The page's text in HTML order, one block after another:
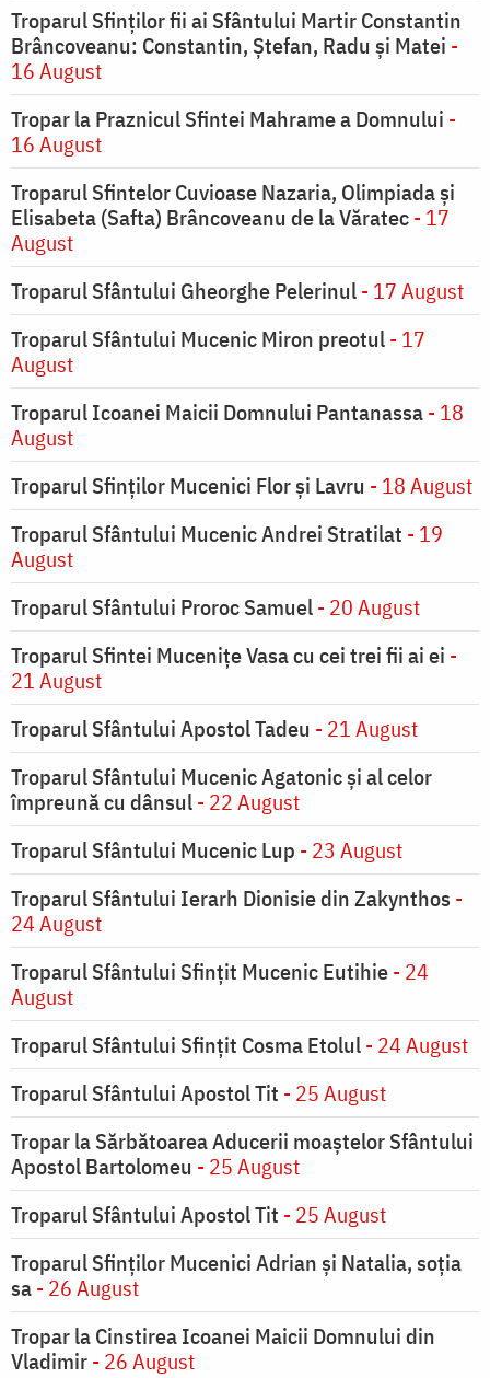
Troparul Sfinților fii ai Sfântului Martir Constantin
Brâncoveanu: Constantin, Ștefan, Radu și Matei -
16 August
Tropar la Praznicul Sfintei Mahrame a Domnului -
16 August
Troparul Sfintelor Cuvioase Nazaria, Olimpiada și
Elisabeta (Safta) Brâncoveanu de la Văratec- 17
August
Troparul Sfântului Gheorghe Pelerinul- 17 August
Troparul Sfântului Mucenic Miron preotul- 17
August
Troparul Icoanei Maicii Domnului Pantanassa- 18
August
Troparul Sfinţilor Mucenici Flor şi Lavru - 18 August
Troparul Sfântului Mucenic Andrei Stratilat - 19
August
Troparul Sfântului Proroc Samuel- 20 August
Troparul Sfintei Muceniţe Vasa cu cei trei fii ai ei -
21 August
Troparul Sfântului Apostol Tadeu - 21 August
Troparul Sfântului Mucenic Agatonic şi al celor
împreună cu dânsul- 22 August
Troparul Sfântului Mucenic Lup - 23 August
Troparul Sfântului Ierarh Dionisie din Zakynthos -
24 August
Troparul Sfântului Sfinţit Mucenic Eutihie- 24
August
Troparul Sfântului Sfinţit Cosma Etolul- 24 August
Troparul Sfântului Apostol Tit - 25 August
Tropar la Sărbătoarea Aducerii moaştelor Sfântului
Apostol Bartolomeu - 25 August
Troparul Sfântului Apostol Tit - 25 August
Troparul Sfinţilor Mucenici Adrian şi Natalia, soţia
sa- 26 August
Tropar la Cinstirea Icoanei Maicii Domnului din
Vladimir- 26 August